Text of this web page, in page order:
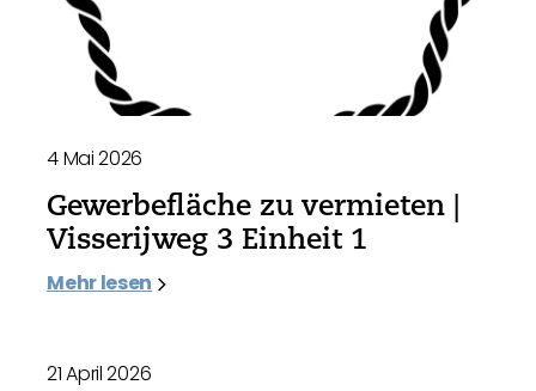
4 Mai 2026
Gewerbefläche zu vermieten |
Visserijweg 3 Einheit 1
Mehr lesen
21 April 2026